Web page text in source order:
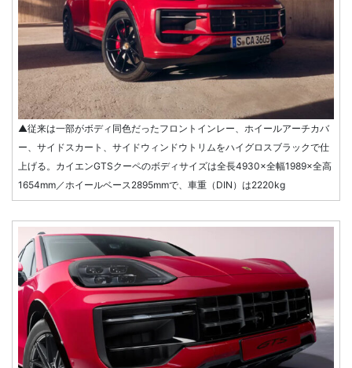
▲従来は一部がボディ同色だったフロントインレー、ホイールアーチカバ
ー、サイドスカート、サイドウィンドウトリムをハイグロスブラックで仕
上げる。カイエンGTSクーペのボディサイズは全長4930×全幅1989×全高
1654mm／ホイールベース2895mmで、車重（DIN）は2220kg